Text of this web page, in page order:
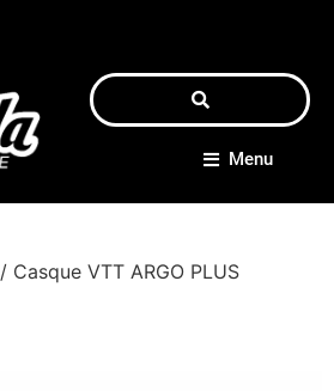
Menu
/ Casque VTT ARGO PLUS